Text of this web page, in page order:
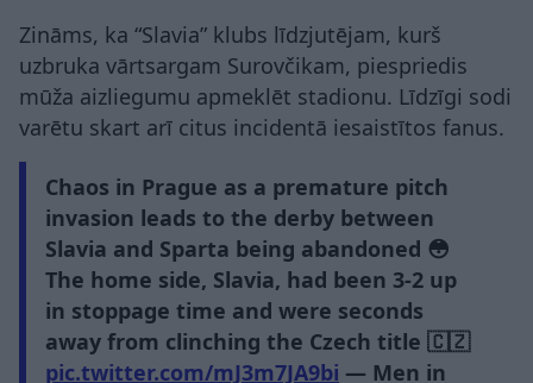
Zināms, ka “Slavia” klubs līdzjutējam, kurš
uzbruka vārtsargam Surovčikam, piespriedis
mūža aizliegumu apmeklēt stadionu. Līdzīgi sodi
varētu skart arī citus incidentā iesaistītos fanus.
Chaos in Prague as a premature pitch
invasion leads to the derby between
Slavia and Sparta being abandoned 😳
The home side, Slavia, had been 3-2 up
in stoppage time and were seconds
away from clinching the Czech title 🇨🇿
pic.twitter.com/mJ3m7JA9bi — Men in